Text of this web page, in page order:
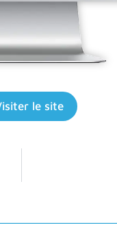
le site